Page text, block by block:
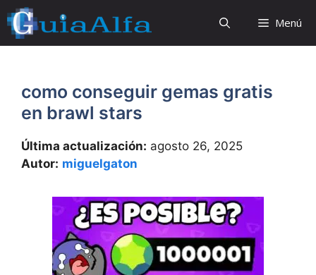
Saltar
al
contenido
Menú
como conseguir gemas gratis
en brawl stars
Última actualización: agosto 26, 2025
Autor: miguelgaton